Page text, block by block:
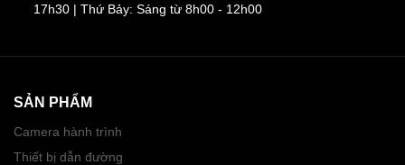
17h30 | Thứ Bảy: Sáng từ 8h00 - 12h00
SẢN PHẨM
Camera hành trình
Thiết bị dẫn đường